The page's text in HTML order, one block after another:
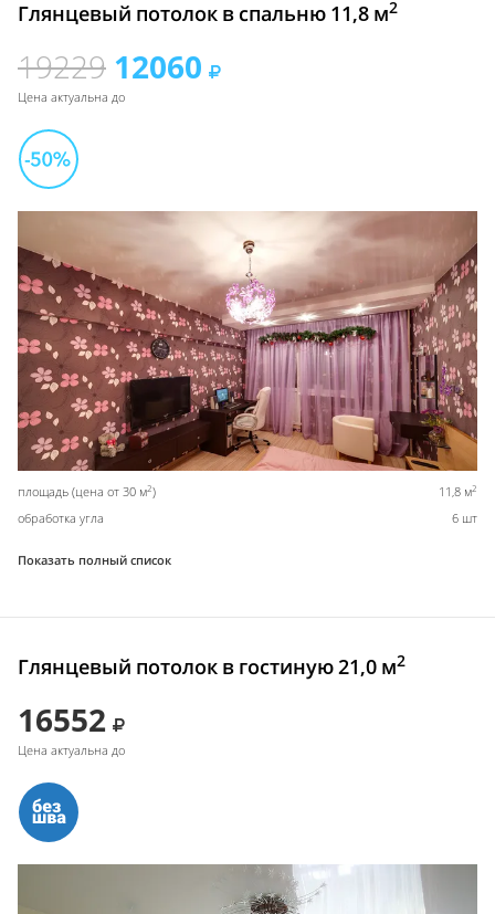
Глянцевый потолок в спальню 11,8 м2
19229 12060
Цена актуальна до
площадь (цена от 30 м2) 11,8 м2
обработка угла 6 шт
Показать полный список
Глянцевый потолок в гостиную 21,0 м2
16552
Цена актуальна до